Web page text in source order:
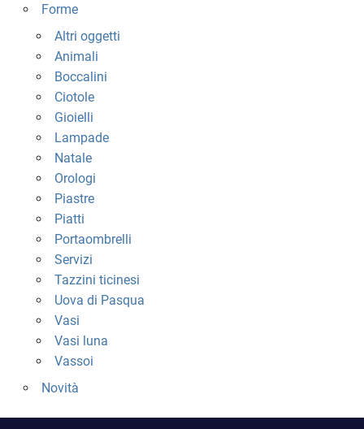
Forme
Altri oggetti
Animali
Boccalini
Ciotole
Gioielli
Lampade
Natale
Orologi
Piastre
Piatti
Portaombrelli
Servizi
Tazzini ticinesi
Uova di Pasqua
Vasi
Vasi luna
Vassoi
Novità